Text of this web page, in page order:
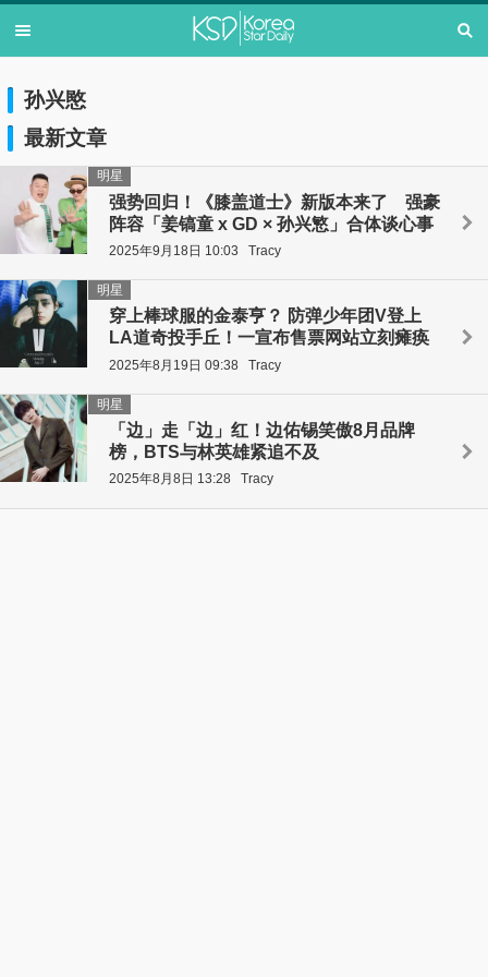
孙兴愍
最新文章
强势回归！《膝盖道士》新版本来了 强豪
阵容「姜镐童 x GD × 孙兴慜」合体谈心事
明星
2025年9月18日 10:03 Tracy
穿上棒球服的金泰亨？ 防弹少年团V登上
LA道奇投手丘！一宣布售票网站立刻瘫痪
明星
2025年8月19日 09:38 Tracy
「边」走「边」红！边佑锡笑傲8月品牌
榜，BTS与林英雄紧追不及
明星
2025年8月8日 13:28 Tracy